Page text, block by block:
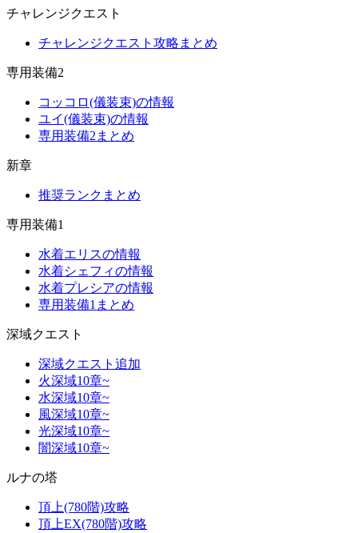
チャレンジクエスト
チャレンジクエスト攻略まとめ
専用装備2
コッコロ(儀装束)の情報
ユイ(儀装束)の情報
専用装備2まとめ
新章
推奨ランクまとめ
専用装備1
水着エリスの情報
水着シェフィの情報
水着プレシアの情報
専用装備1まとめ
深域クエスト
深域クエスト追加
火深域10章~
水深域10章~
風深域10章~
光深域10章~
闇深域10章~
ルナの塔
頂上(780階)攻略
頂上EX(780階)攻略